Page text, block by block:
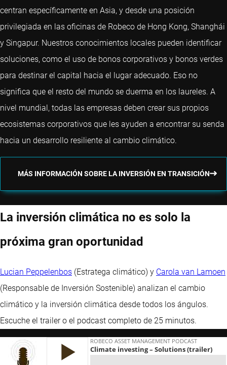
centran específicamente en Asia, y desde una posición
privilegiada en las oficinas de Robeco de Hong Kong, Shanghái
y Singapur. Nuestros conocimientos locales pueden identificar
soluciones, como el uso de bonos corporativos y bonos verdes
para destinar el capital hacia el lugar adecuado. Eso no
significa que el resto del mundo se duerma en los laureles. A
nivel mundial, todas las empresas deben crear sus propios
ecosistemas corporativos que les ayuden a encontrar su senda
hacia un desarrollo resiliente al cambio climático.
MÁS INFORMACIÓN SOBRE LA INVERSIÓN EN TRANSICIÓN
La inversión climática no es solo la
próxima gran oportunidad
Lucian Peppelenbos (Estratega climático) y Carola van Lamoen
(Responsable de Inversión Sostenible) analizan el cambio
climático y la inversión climática desde todos los ángulos.
Escuche el trailer o el podcast completo de 25 minutos.